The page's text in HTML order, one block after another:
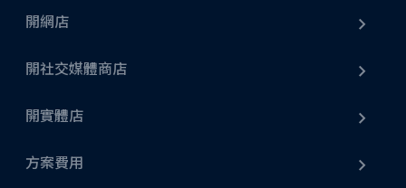
開網店
開社交媒體商店
開實體店
方案費用